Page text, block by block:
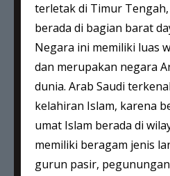
terletak di Timur
berada di bagian barat
Negara ini memiliki luas
dan merupakan negara
dunia. Arab Saudi
kelahiran Islam, karena
umat Islam berada di
memiliki beragam jenis
gurun pasir,